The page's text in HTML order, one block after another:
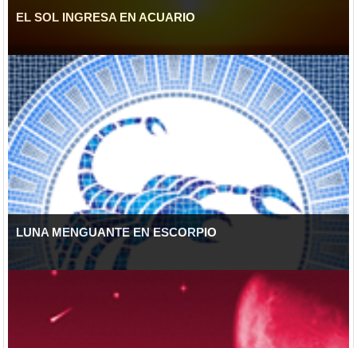
EL SOL INGRESA EN ACUARIO
LUNA MENGUANTE EN ESCORPIO